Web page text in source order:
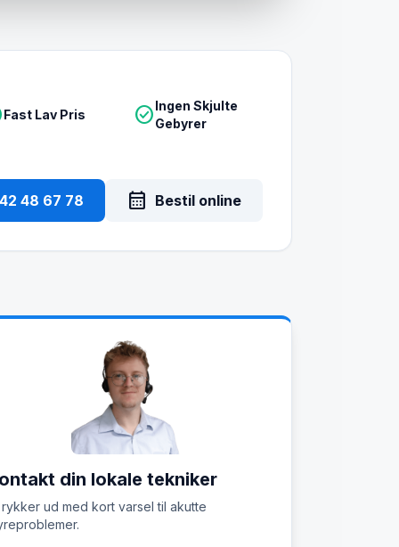
Fast Lav Pris check_circleIngen Skjulte
Gebyrer
48 67 78 calendar_month Bestil online
din lokale tekniker
ud med kort varsel til akutte